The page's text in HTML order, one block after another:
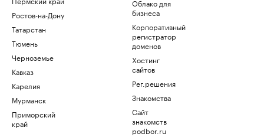
Ростов-на-Дону
Татарстан
Тюмень
Черноземье
Кавказ
Карелия
Мурманск
Приморский
край
Облако для
бизнеса
Корпоративный
регистратор
доменов
Хостинг
сайтов
Рег.решения
Знакомства
Сайт
знакомств
podbor.ru